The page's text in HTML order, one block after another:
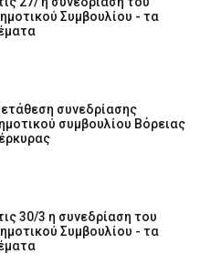
Συμβουλίου - τα
συνεδρίασης
συμβουλίου Βόρειας
30/3 η συνεδρίαση του
Συμβουλίου - τα